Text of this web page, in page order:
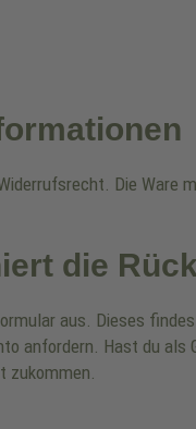
Die Ware
die
aus. Dieses
anfordern. Hast du
zukommen.